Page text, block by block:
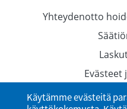
Yhteydenotto
Evästeet
Käytämme evästeitä